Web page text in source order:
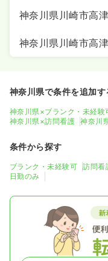
神奈川県川崎市高
神奈川県川崎市高
神奈川県で条件を追加す
神奈川県×ブランク・未経験
神奈川県×訪問看護
神奈川
条件から探す
ブランク・未経験可 訪問看
日勤のみ